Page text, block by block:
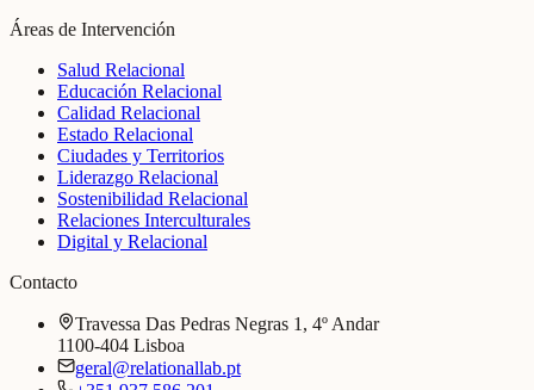
Áreas de Intervención
Salud Relacional
Educación Relacional
Calidad Relacional
Estado Relacional
Ciudades y Territorios
Liderazgo Relacional
Sostenibilidad Relacional
Relaciones Interculturales
Digital y Relacional
Contacto
Travessa Das Pedras Negras 1, 4º Andar
1100-404 Lisboa
geral@relationallab.pt